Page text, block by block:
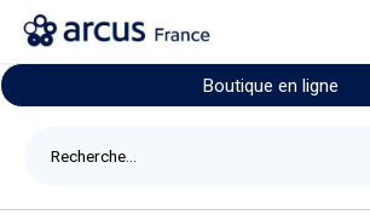
Boutique en ligne